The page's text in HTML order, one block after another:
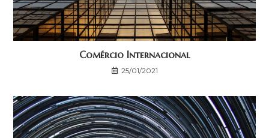
Comércio Internacional
25/01/2021